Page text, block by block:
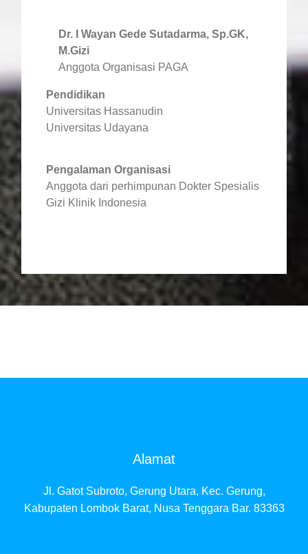
Dr. I Wayan Gede Sutadarma, Sp.GK,
M.Gizi
Anggota Organisasi PAGA
Pendidikan
Universitas Hassanudin
Universitas Udayana
Pengalaman Organisasi
Anggota dari perhimpunan Dokter Spesialis
Gizi Klinik Indonesia
Alamat
Jl. Gatot Subroto, Gerung Utara, Kec. Gerung,
Kabupaten Lombok Barat, Nusa Tenggara Bar. 83363